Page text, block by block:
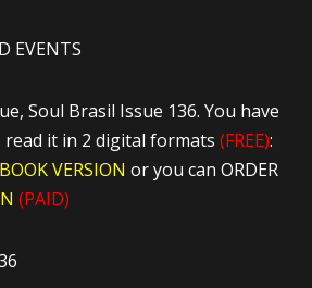
EVENTS
Soul Brasil Issue 136. You have
it in 2 digital formats(FREE):
VERSIONor you can ORDER
(PAID)